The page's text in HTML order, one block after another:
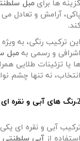
ها برای مبل
پاکی، آرامش و تعادل
.
این ترکیب رنگی، به
اشرافی و رسمی به مبل
یا تزئینات طلایی
انتخاب، نه تنها چشم
فضای شیک و آرام
ترکیب آبی و نقره ای
استفاده از آبی سلطنتی